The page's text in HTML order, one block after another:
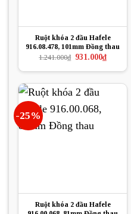
Ruột khóa 2 đầu Hafele
916.08.478, 101mm Đồng thau
1.241.000₫ Giá
là:
931.000₫Giá
hiện
tại
931.000₫.
-25%
Ruột khóa 2 đầu Hafele